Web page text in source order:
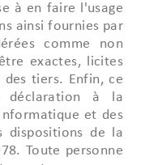
à en faire l'usage
ainsi fournies par
comme non
exactes, licites
tiers. Enfin, ce
à la
et des
dispositions de la
Toute personne